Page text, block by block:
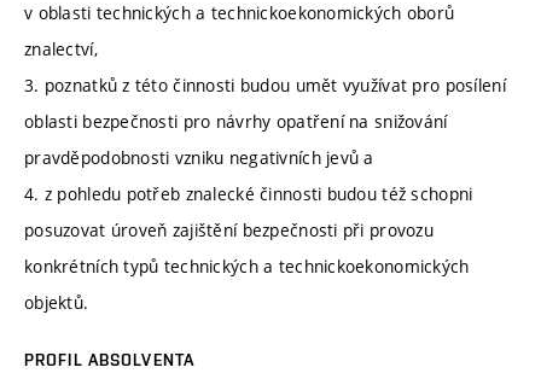
v oblasti technických a technickoekonomických oborů
znalectví,
3. poznatků z této činnosti budou umět využívat pro posílení
oblasti bezpečnosti pro návrhy opatření na snižování
pravděpodobnosti vzniku negativních jevů a
4. z pohledu potřeb znalecké činnosti budou též schopni
posuzovat úroveň zajištění bezpečnosti při provozu
konkrétních typů technických a technickoekonomických
objektů.
PROFIL ABSOLVENTA